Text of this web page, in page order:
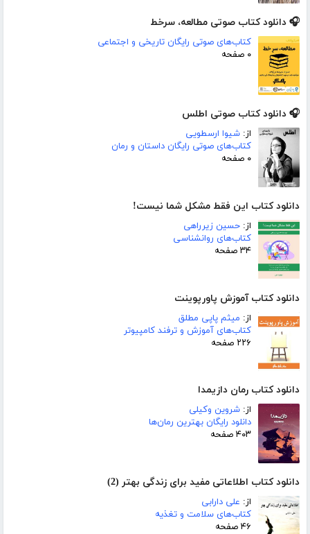
🎧 دانلود کتاب صوتی مطالعه، سرخط
کتاب‌های صوتی رایگان تاریخی و اجتماعی
۰ صفحه
🎧 دانلود کتاب صوتی اطلس
از: شیوا ارسطویی
کتاب‌های صوتی رایگان داستان و رمان
۰ صفحه
دانلود کتاب این فقط مشکل شما نیست!
از: حسین زیرراهی
کتاب‌های روانشناسی
۳۴ صفحه
دانلود کتاب آموزش پاورپوینت
از: میثم پاپی مطلق
کتاب‌های آموزش و ترفند کامپیوتر
۲۲۶ صفحه
دانلود کتاب رمان دازیمدا
از: شروین وکیلی
دانلود رایگان بهترین رمان‌ها
۴۰۳ صفحه
دانلود کتاب اطلاعاتی مفید برای زندگی بهتر (2)
از: علی دارابی
کتاب‌های سلامت و تغذیه
۴۶ صفحه